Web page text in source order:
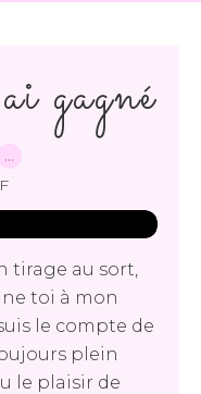
gagné
…
tirage au sort,
toi à mon
le compte de
plein
le plaisir de